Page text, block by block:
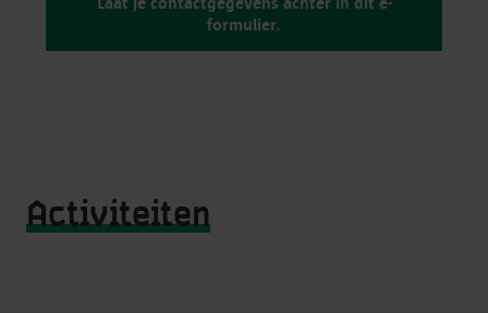
formulier.
Activiteiten